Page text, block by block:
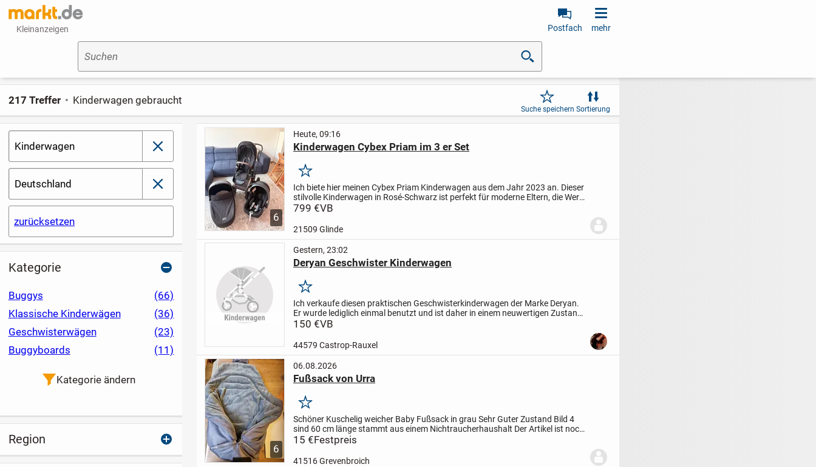
Kleinanzeigen Postfach mehr
Suchen
Kinderwagen schließen
Deutschland schließen
zurücksetzen
217 Treffer Kinderwagen gebraucht
Suche speichern Sortierung
6
Heute, 09:16
Kinderwagen Cybex Priam im 3 er Set
Merken
Ich biete hier meinen Cybex Priam Kinderwagen aus dem Jahr 2023 an. Dieser
stilvolle Kinderwagen in Rosé-Schwarz ist perfekt für moderne Eltern, die Wert
auf Design und Funktionalität legen. Er ist...
799 €VB
21509 Glinde
Gestern, 23:02
Deryan Geschwister Kinderwagen
Merken
Ich verkaufe diesen praktischen Geschwisterkinderwagen der Marke Deryan.
Er wurde lediglich einmal benutzt und ist daher in einem neuwertigen Zustand,
auch wenn der Originalkarton nicht mehr vorhanden...
150 €VB
44579 Castrop-Rauxel
6
06.08.2026
Fußsack von Urra
Merken
Schöner Kuschelig weicher Baby Fußsack in grau Sehr Guter Zustand Bild 4
sind 60 cm längestammt aus einem Nichtraucherhaushalt Der Artikel ist noch
da solange er eingestellt ist
15 €Festpreis
41516 Grevenbroich
Kategorie
Buggys
(66)
Klassische Kinderwägen
(36)
Geschwisterwägen
(23)
Buggyboards
(11)
Kategorie ändern
Region